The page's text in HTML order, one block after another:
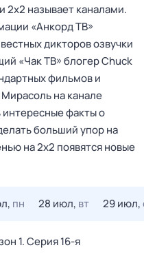
2х2 называет каналами.
«Анкорд ТВ»
дикторов озвучки
«Чак ТВ» блогер Chuck
фильмов и
на канале
интересные факты о
больший упор на
на 2х2 появятся новые
пн 28 июл, вт 29 июл,
1. Серия 16-я